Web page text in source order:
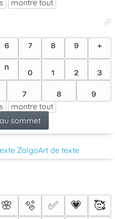
montre tout
⁶ ⁷ ⁸ ⁹
⁺
ⁿ ₀ ₁ ₂
₃
₇ ₈ ₉
montre tout
sommet
ZalgoArt de texte
🌸 🫧 ✅ 💗
🥰